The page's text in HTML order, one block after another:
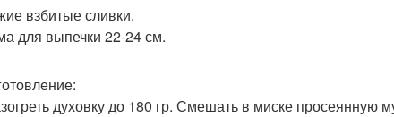
взбитые сливки.
для выпечки 22-24 см.
духовку до 180 гр. Смешать в миске просеянную